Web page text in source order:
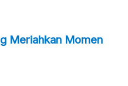
Meriahkan Momen